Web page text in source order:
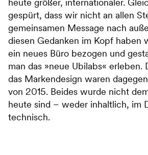
heute größer, internationaler.
gespürt, dass wir nicht an allen
gemeinsamen Message nach
diesen Gedanken im Kopf haben
ein neues Büro bezogen und
man das »neue Ubilabs« erleben.
das Markendesign waren
von 2015. Beides wurde nicht
heute sind – weder inhaltlich, im
technisch.